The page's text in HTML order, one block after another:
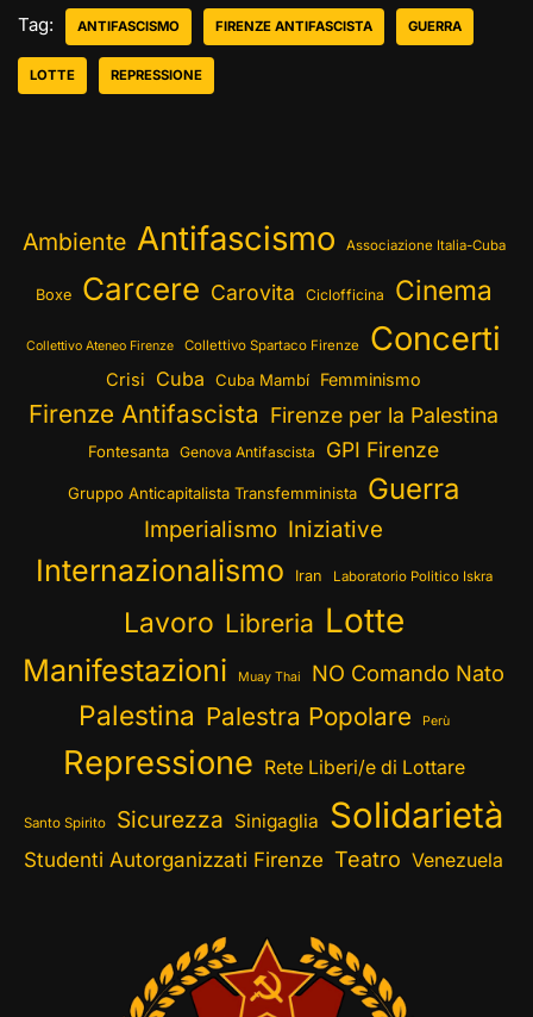
Tag: ANTIFASCISMO FIRENZE ANTIFASCISTA GUERRA
LOTTE REPRESSIONE
Ambiente Antifascismo Associazione Italia-Cuba
Boxe Carcere Carovita Ciclofficina Cinema
Collettivo Ateneo Firenze Collettivo Spartaco Firenze Concerti
Crisi Cuba Cuba Mambí Femminismo
Firenze Antifascista Firenze per la Palestina
Fontesanta Genova Antifascista GPI Firenze
Gruppo Anticapitalista Transfemminista Guerra
Imperialismo Iniziative
Internazionalismo Iran Laboratorio Politico Iskra
Lavoro Libreria Lotte
Manifestazioni Muay Thai NO Comando Nato
Palestina Palestra Popolare Perù
Repressione Rete Liberi/e di Lottare
Santo Spirito Sicurezza Sinigaglia Solidarietà
Studenti Autorganizzati Firenze Teatro Venezuela